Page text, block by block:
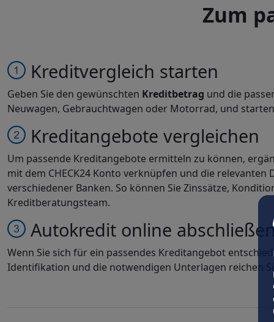
Zum
Kreditvergleich starten
Geben Sie den gewünschten Kreditbetrag und die
Neuwagen, Gebrauchtwagen oder Motorrad, und
Kreditangebote vergleichen
Um passende Kreditangebote ermitteln zu können,
mit dem CHECK24 Konto verknüpfen und die
verschiedener Banken. So können Sie Zinssätze,
Kreditberatungsteam.
Autokredit online
Wenn Sie sich für ein passendes Kreditangebot
Identifikation und die notwendigen Unterlagen reichen